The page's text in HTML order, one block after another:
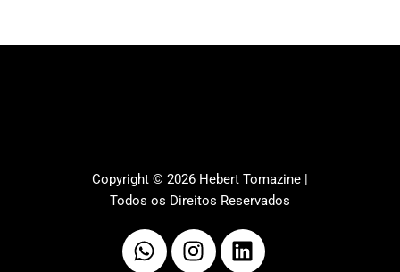
Copyright © 2026 Hebert Tomazine |
Todos os Direitos Reservados
Whatsapp
Instagram
Linkedin